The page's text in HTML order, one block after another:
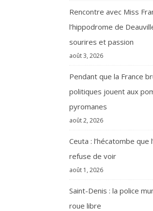
Rencontre avec Miss
l’hippodrome de
sourires et passion
août 3, 2026
Pendant que la France
politiques jouent aux
pyromanes
août 2, 2026
Ceuta : l’hécatombe que
refuse de voir
août 1, 2026
Saint-Denis : la police
roue libre